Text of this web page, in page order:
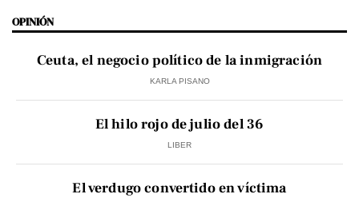
OPINIÓN
Ceuta, el negocio político de la inmigración
KARLA PISANO
El hilo rojo de julio del 36
LIBER
El verdugo convertido en víctima